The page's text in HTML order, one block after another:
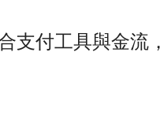
支付工具與金流